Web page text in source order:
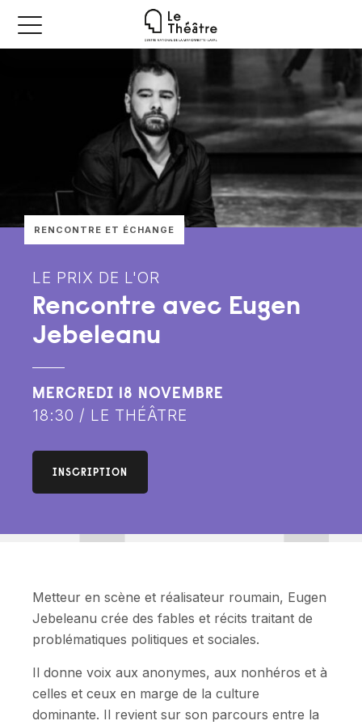
RENCONTRE ET ÉCHANGE
LE PRIX DE L'OR
Rencontre avec Eugen
Jebeleanu
MERCREDI 18 NOVEMBRE
18:30 / LE THÉÂTRE
INSCRIPTION
Metteur en scène et réalisateur roumain, Eugen
Jebeleanu crée des fables et récits traitant de
problématiques politiques et sociales.
Il donne voix aux anonymes, aux nonhéros et à
celles et ceux en marge de la culture
dominante. Il revient sur son parcours entre la